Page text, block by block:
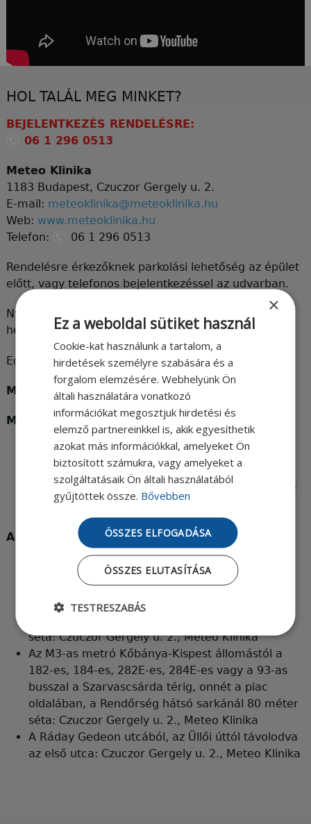
HOL TALÁL MEG MINKET?
BEJELENTKEZÉS RENDELÉSRE:
06 1 296 0513
Meteo Klinika
1183 Budapest, Czuczor Gergely u. 2.
E-mail: meteoklinika@meteoklinika.hu
Web: www.meteoklinika.hu
Telefon:
06 1 296 0513
Rendelésre érkezőknek parkolási lehetőség az épület
előtt, vagy telefonos bejelentkezéssel az udvarban.
Nyitvatartási idő:
hétfőtől péntekig 8-17 óráig
Egyeztetett időpontok ezen kívül is lehetségesek!
Megközelíthetőség tömegközlekedéssel:
Metro:
Népliget buszállomástól az M3-as metró
Kőbánya-Kispest felé
Nyugati-pályaudvartól az M3-as metró Kőbánya-
Kispest felé
A metrótól:
Az M3-as metró Határ úti állomástól az 50-es
villamossal a Szarvascsárda térig, onnét a
Rendőrség és a Panda üzletház oldalában (a
séta: Czuczor Gergely u. 2., Meteo Klinika
Az M3-as metró Kőbánya-Kispest állomástól a
182-es, 184-es, 282E-es, 284E-es vagy a 93-as
busszal a Szarvascsárda térig, onnét a piac
oldalában, a Rendőrség hátsó sarkánál 80 méter
séta: Czuczor Gergely u. 2., Meteo Klinika
A Ráday Gedeon utcából, az Üllői úttól távolodva
az első utca: Czuczor Gergely u. 2., Meteo Klinika
×
Ez a weboldal sütiket használ
Cookie-kat használunk a tartalom, a
hirdetések személyre szabására és a
forgalom elemzésére. Webhelyünk Ön
általi használatára vonatkozó
információkat megosztjuk hirdetési és
elemző partnereinkkel is, akik egyesíthetik
azokat más információkkal, amelyeket Ön
biztosított számukra, vagy amelyeket a
szolgáltatásaik Ön általi használatából
gyűjtöttek össze. Bővebben
ÖSSZES ELFOGADÁSA
ÖSSZES ELUTASÍTÁSA
TESTRESZABÁS